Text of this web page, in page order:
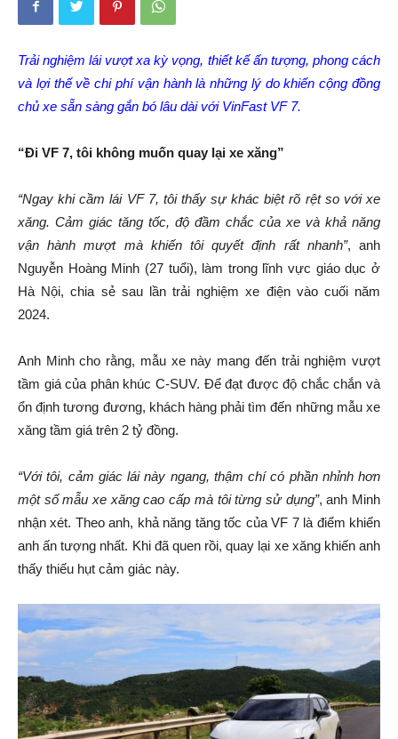
Trải nghiệm lái vượt xa kỳ vọng, thiết kế ấn tượng, phong cách
và lợi thế về chi phí vận hành là những lý do khiến cộng đồng
chủ xe sẵn sàng gắn bó lâu dàivới VinFast VF 7.
“Đi VF 7, tôi không muốn quay lại xe xăng”
“Ngay khi cầm lái VF 7, tôi thấy sự khác biệt rõ rệt so với xe
xăng. Cảm giác tăng tốc, độ đầm chắc của xe và khả năng
vận hành mượt mà khiến tôi quyết định rất nhanh”, anh
Nguyễn Hoàng Minh (27 tuổi), làm trong lĩnh vực giáo dục ở
Hà Nội, chia sẻ sau lần trải nghiệm xe điện vào cuối năm
2024.
Anh Minh cho rằng, mẫu xe này mang đến trải nghiệm vượt
tầm giá của phân khúc C-SUV. Để đạt được độ chắc chắn và
ổn định tương đương, khách hàng phải tìm đến những mẫu xe
xăng tầm giá trên 2 tỷ đồng.
“Với tôi, cảm giác lái này ngang, thậm chí có phần nhỉnh hơn
một số mẫu xe xăng cao cấp mà tôi từng sử dụng”, anh Minh
nhận xét. Theo anh, khả năng tăng tốc của VF 7 là điểm khiến
anh ấn tượng nhất. Khi đã quen rồi, quay lại xe xăng khiến anh
thấy thiếu hụt cảm giác này.